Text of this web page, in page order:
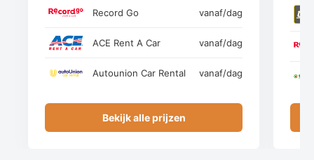
Record Go vanaf/dag
ACE Rent A Car vanaf/dag
Autounion Car Rental vanaf/dag
Bekijk alle prijzen